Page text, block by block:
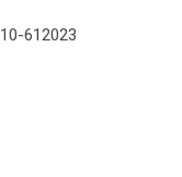
10-612023